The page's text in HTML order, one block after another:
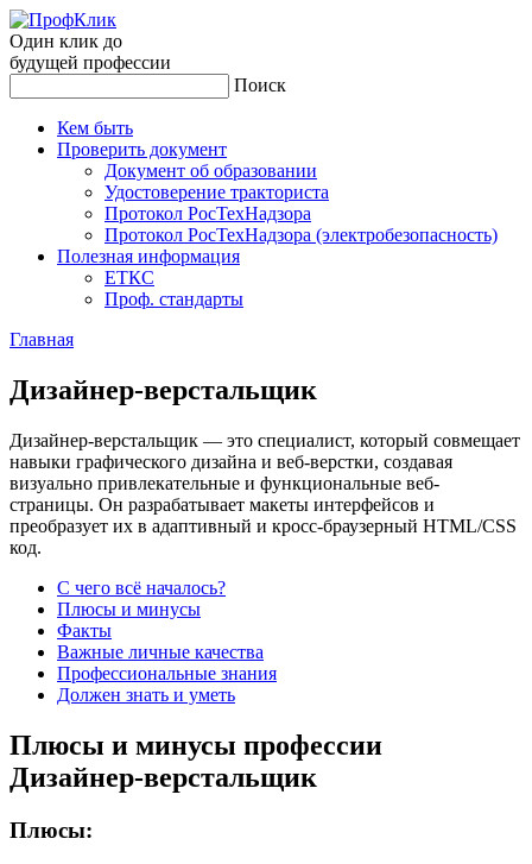
Один клик до
будущей профессии
Поиск
Кем быть
Проверить документ
Документ об образовании
Удостоверение тракториста
Протокол РосТехНадзора
Протокол РосТехНадзора (электробезопасность)
Полезная информация
ЕТКС
Проф. стандарты
Главная
Ди­зай­нер-вер­сталь­щик
Дизайнер-верстальщик — это специалист, который совмещает
навыки графического дизайна и веб-верстки, создавая
визуально привлекательные и функциональные веб-
страницы. Он разрабатывает макеты интерфейсов и
преобразует их в адаптивный и кросс-браузерный HTML/CSS
код.
С чего всё началось?
Плюсы и минусы
Факты
Важные личные качества
Профессиональные знания
Должен знать и уметь
Плюсы и минусы профессии
Дизайнер-верстальщик
Плюсы: